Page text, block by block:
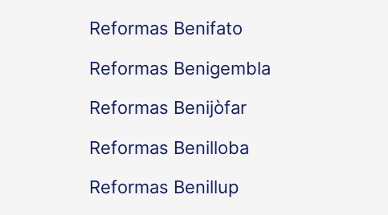
Reformas Benifato
Reformas Benigembla
Reformas Benijòfar
Reformas Benilloba
Reformas Benillup